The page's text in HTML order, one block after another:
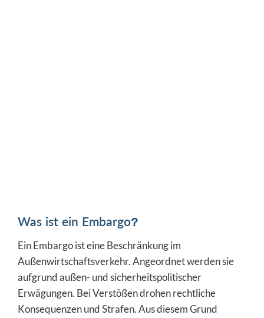
Was ist ein Embargo?
Ein Embargo ist eine Beschränkung im
Außenwirtschaftsverkehr. Angeordnet werden sie
aufgrund außen- und sicherheitspolitischer
Erwägungen. Bei Verstößen drohen rechtliche
Konsequenzen und Strafen. Aus diesem Grund